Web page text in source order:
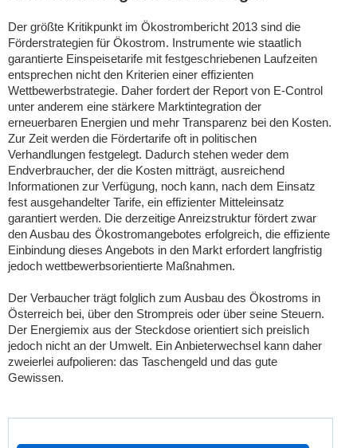
Der größte Kritikpunkt im Ökostrombericht 2013 sind die
Förderstrategien für Ökostrom. Instrumente wie staatlich
garantierte Einspeisetarife mit festgeschriebenen Laufzeiten
entsprechen nicht den Kriterien einer effizienten
Wettbewerbstrategie. Daher fordert der Report von E-Control
unter anderem eine stärkere Marktintegration der
erneuerbaren Energien und mehr Transparenz bei den Kosten.
Zur Zeit werden die Fördertarife oft in politischen
Verhandlungen festgelegt. Dadurch stehen weder dem
Endverbraucher, der die Kosten mitträgt, ausreichend
Informationen zur Verfügung, noch kann, nach dem Einsatz
fest ausgehandelter Tarife, ein effizienter Mitteleinsatz
garantiert werden. Die derzeitige Anreizstruktur fördert zwar
den Ausbau des Ökostromangebotes erfolgreich, die effiziente
Einbindung dieses Angebots in den Markt erfordert langfristig
jedoch wettbewerbsorientierte Maßnahmen.
Der Verbaucher trägt folglich zum Ausbau des Ökostroms in
Österreich bei, über den Strompreis oder über seine Steuern.
Der Energiemix aus der Steckdose orientiert sich preislich
jedoch nicht an der Umwelt. Ein Anbieterwechsel kann daher
zweierlei aufpolieren: das Taschengeld und das gute
Gewissen.